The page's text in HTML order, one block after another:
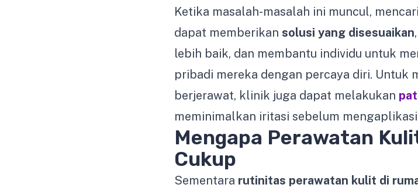
Ketika masalah-masalah ini muncul,
dapat memberikan solusi yang disesuaikan
lebih baik, dan membantu individu untuk
pribadi mereka dengan percaya diri. Untuk
berjerawat, klinik juga dapat melakukan
meminimalkan iritasi sebelum
Mengapa Perawatan
Cukup
Sementara rutinitas perawatan kulit di